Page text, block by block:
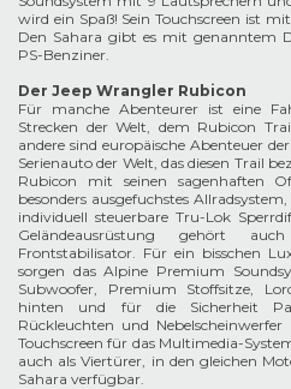
wird ein Spaß! Sein Touchscreen ist
Den Sahara gibt es mit genanntem
PS-Benziner.
Der Jeep Wrangler Rubicon
Für manche Abenteurer ist eine
Strecken der Welt, dem Rubicon
andere sind europäische Abenteuer
Serienauto der Welt, das diesen Trail
Rubicon mit seinen sagenhaften
besonders ausgefuchstes
individuell steuerbare Tru-Lok
Geländeausrüstung gehört
Frontstabilisator. Für ein bisschen
sorgen das Alpine Premium
Subwoofer, Premium Stoffsitze,
hinten und für die Sicherheit
Rückleuchten und
Touchscreen für das Multimedia-
auch als Viertürer, in den gleichen
Sahara verfügbar.